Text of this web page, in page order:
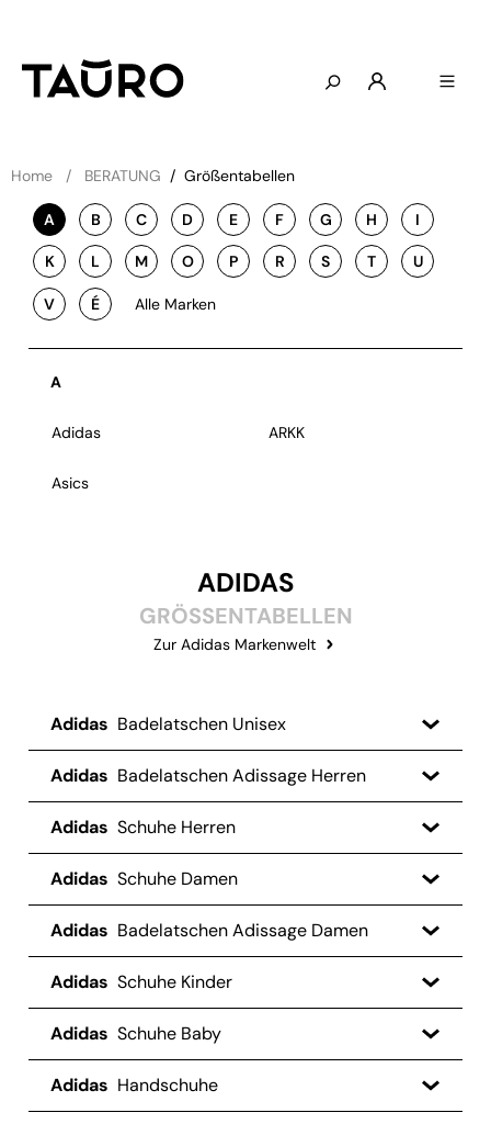
Home BERATUNG / Größentabellen
A B C D E F G H I
K L M O P R S T U
V É Alle Marken
A
Adidas ARKK
Asics
ADIDAS
GRÖSSENTABELLEN
Zur Adidas Markenwelt
Adidas Badelatschen Unisex
Adidas Badelatschen Adissage Herren
Adidas Schuhe Herren
Adidas Schuhe Damen
Adidas Badelatschen Adissage Damen
Adidas Schuhe Kinder
Adidas Schuhe Baby
Adidas Handschuhe